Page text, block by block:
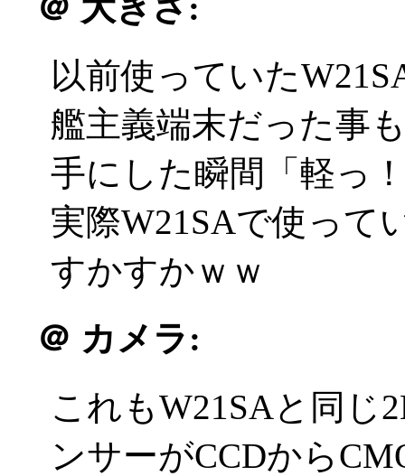
以前使っていた
艦主義端末だった事
手にした瞬間「軽っ
実際W21SAで使って
すかすかｗｗ
＠ カメラ:
これもW21SAと同じ
ンサーがCCDから